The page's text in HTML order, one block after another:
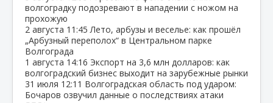
волгоградку подозревают в нападении с ножом на
прохожую
2 августа 11:45 Лето, арбузы и веселье: как прошёл
„Арбузный переполох“ в Центральном парке
Волгограда
1 августа 14:16 Экспорт на 3,6 млн долларов: как
волгоградский бизнес выходит на зарубежные рынки
31 июля 12:11 Волгоградская область под ударом:
Бочаров озвучил данные о последствиях атаки